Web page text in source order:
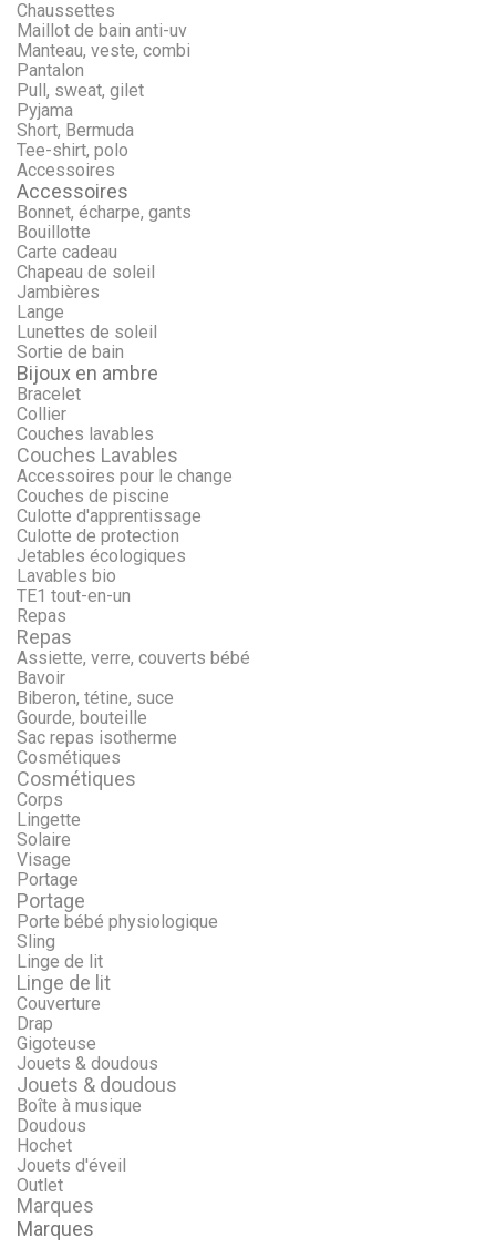
Chaussettes
Maillot de bain anti-uv
Manteau, veste, combi
Pantalon
Pull, sweat, gilet
Pyjama
Short, Bermuda
Tee-shirt, polo
Accessoires
Accessoires
Bonnet, écharpe, gants
Bouillotte
Carte cadeau
Chapeau de soleil
Jambières
Lange
Lunettes de soleil
Sortie de bain
Bijoux en ambre
Bracelet
Collier
Couches lavables
Couches Lavables
Accessoires pour le change
Couches de piscine
Culotte d'apprentissage
Culotte de protection
Jetables écologiques
Lavables bio
TE1 tout-en-un
Repas
Repas
Assiette, verre, couverts bébé
Bavoir
Biberon, tétine, suce
Gourde, bouteille
Sac repas isotherme
Cosmétiques
Cosmétiques
Corps
Lingette
Solaire
Visage
Portage
Portage
Porte bébé physiologique
Sling
Linge de lit
Linge de lit
Couverture
Drap
Gigoteuse
Jouets & doudous
Jouets & doudous
Boîte à musique
Doudous
Hochet
Jouets d'éveil
Outlet
Marques
Marques